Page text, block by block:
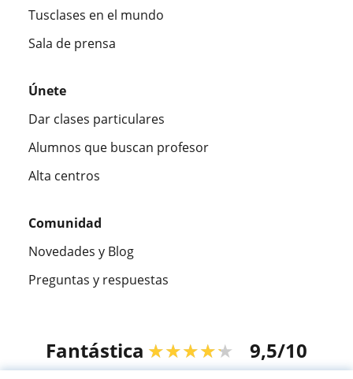
Tusclases en el mundo
Sala de prensa
Únete
Dar clases particulares
Alumnos que buscan profesor
Alta centros
Comunidad
Novedades y Blog
Preguntas y respuestas
Fantástica ★★★★★ 9,5/10